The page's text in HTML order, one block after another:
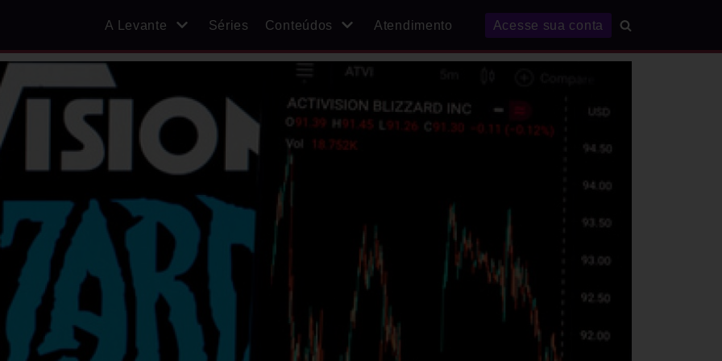
A Levante Séries Conteúdos Atendimento Acesse sua conta